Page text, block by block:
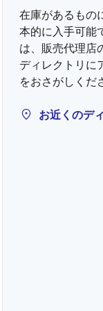
在庫があるもの
本的に入手可能
は、販売代理店
ディレクトリに
をおさがしくだ
お近くのデ